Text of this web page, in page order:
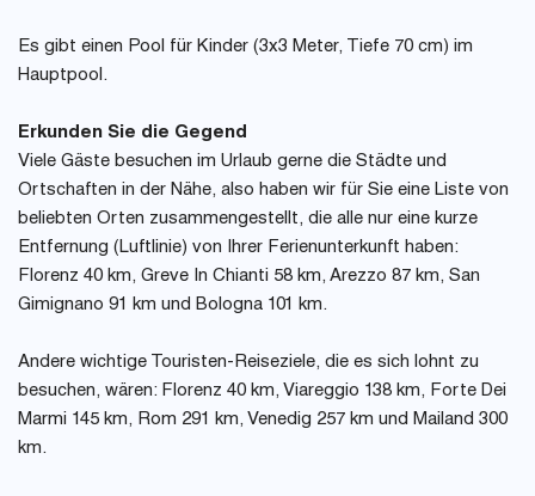
Es gibt einen Pool für Kinder (3x3 Meter, Tiefe 70 cm) im
Hauptpool.
Erkunden Sie die Gegend
Viele Gäste besuchen im Urlaub gerne die Städte und
Ortschaften in der Nähe, also haben wir für Sie eine Liste von
beliebten Orten zusammengestellt, die alle nur eine kurze
Entfernung (Luftlinie) von Ihrer Ferienunterkunft haben:
Florenz 40 km, Greve In Chianti 58 km, Arezzo 87 km, San
Gimignano 91 km und Bologna 101 km.
Andere wichtige Touristen-Reiseziele, die es sich lohnt zu
besuchen, wären: Florenz 40 km, Viareggio 138 km, Forte Dei
Marmi 145 km, Rom 291 km, Venedig 257 km und Mailand 300
km.